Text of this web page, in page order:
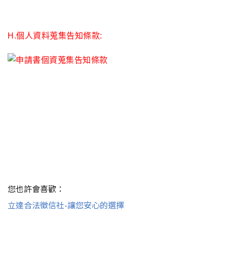
H.個人資料蒐集告知條款:
您也許會喜歡：
立達合法徵信社-讓您安心的選擇